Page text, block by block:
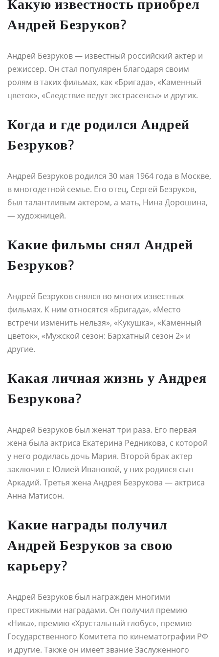
Андрей Безруков?
Андрей Безруков — известный российский актер и
режиссер. Он стал популярен благодаря своим
ролям в таких фильмах, как «Бригада», «Каменный
цветок», «Следствие ведут экстрасенсы» и других.
Когда и где родился Андрей
Безруков?
Андрей Безруков родился 30 мая 1964 года в Москве,
в многодетной семье. Его отец, Сергей Безруков,
был талантливым актером, а мать, Нина Дорошина,
— художницей.
Какие фильмы снял Андрей
Безруков?
Андрей Безруков снялся во многих известных
фильмах. К ним относятся «Бригада», «Место
встречи изменить нельзя», «Кукушка», «Каменный
цветок», «Мужской сезон: Бархатный сезон 2» и
другие.
Какая личная жизнь у Андрея
Безрукова?
Андрей Безруков был женат три раза. Его первая
жена была актриса Екатерина Редникова, с которой
у него родилась дочь Мария. Второй брак актер
заключил с Юлией Ивановой, у них родился сын
Аркадий. Третья жена Андрея Безрукова — актриса
Анна Матисон.
Какие награды получил
Андрей Безруков за свою
карьеру?
Андрей Безруков был награжден многими
престижными наградами. Он получил премию
«Ника», премию «Хрустальный глобус», премию
Государственного Комитета по кинематографии РФ
и другие. Также он имеет звание Заслуженного